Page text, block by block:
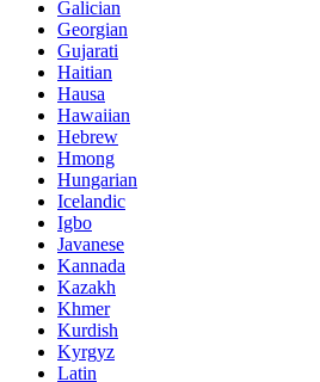
Galician
Georgian
Gujarati
Haitian
Hausa
Hawaiian
Hebrew
Hmong
Hungarian
Icelandic
Igbo
Javanese
Kannada
Kazakh
Khmer
Kurdish
Kyrgyz
Latin